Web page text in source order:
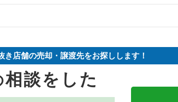
覧
件一覧
き店舗の売却・譲渡先をお探しします！
相談をした